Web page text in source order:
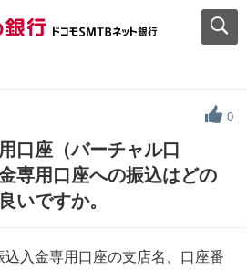
0
口座（バーチャル口
専用口座への振込はどの
いですか。
込入金専用口座の支店名、口座番